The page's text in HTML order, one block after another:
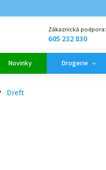
Zákaznická podpora:
605 232 830
Novinky Drogerie
Dreft